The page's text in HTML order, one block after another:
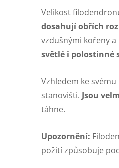
Velikost
dosahují obřích
vzdušnými kořeny a
světlé i polostinné
Vzhledem ke
stanovišti. Jsou
táhne.
Upozornění:
požití způsobuje